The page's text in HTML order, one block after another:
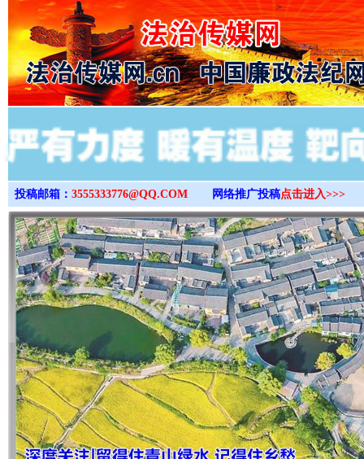
>
投稿邮箱： 3555333776@QQ.COM 网络推广投稿点击进入>>>